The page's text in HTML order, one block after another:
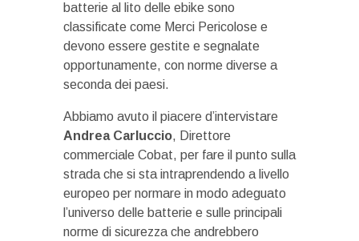
batterie al lito delle ebike sono
classificate come Merci Pericolose e
devono essere gestite e segnalate
opportunamente, con norme diverse a
seconda dei paesi.
Abbiamo avuto il piacere d’intervistare
Andrea Carluccio, Direttore
commerciale Cobat, per fare il punto sulla
strada che si sta intraprendendo a livello
europeo per normare in modo adeguato
l’universo delle batterie e sulle principali
norme di sicurezza che andrebbero